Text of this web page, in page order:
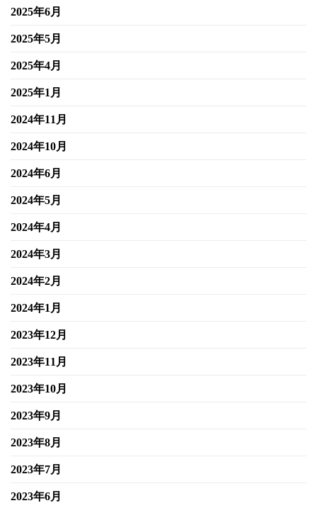
2025年6月
2025年5月
2025年4月
2025年1月
2024年11月
2024年10月
2024年6月
2024年5月
2024年4月
2024年3月
2024年2月
2024年1月
2023年12月
2023年11月
2023年10月
2023年9月
2023年8月
2023年7月
2023年6月